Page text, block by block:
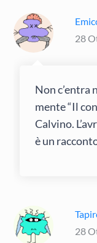
28
Non c’entra
mente “Il
Calvino.
è un
28